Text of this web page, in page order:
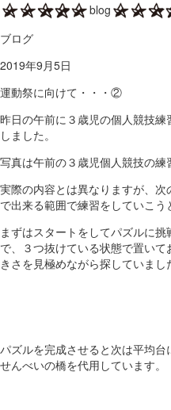
blog
ブログ
2019年9月5日
運動祭に向けて・・・②
昨日の午前に３歳児の個人競技
しました。
写真は午前の３歳児個人競技の練
実際の内容とは異なりますが、
で出来る範囲で練習をしていこう
まずはスタートをしてパズルに
で、３つ抜けている状態で置い
きさを見極めながら探していまし
パズルを完成させると次は平均
せんべいの橋を代用しています。